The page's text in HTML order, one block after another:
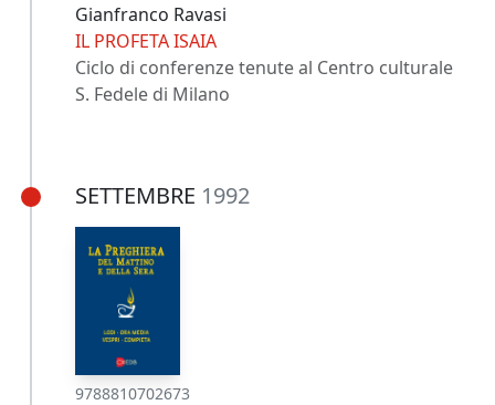
Gianfranco Ravasi
IL PROFETA ISAIA
Ciclo di conferenze tenute al Centro culturale
S. Fedele di Milano
SETTEMBRE 1992
9788810702673